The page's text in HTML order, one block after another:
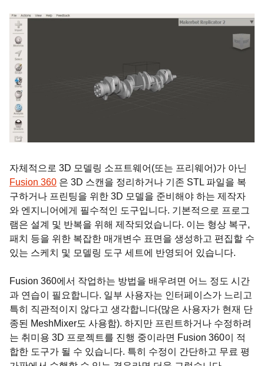
자체적으로 3D 모델링 소프트웨어(또는 프리웨어)가 아닌
Fusion 360 은 3D 스캔을 정리하거나 기존 STL 파일을 복
구하거나 프린팅을 위한 3D 모델을 준비해야 하는 제작자
와 엔지니어에게 필수적인 도구입니다. 기본적으로 프로그
램은 설계 및 반복을 위해 제작되었습니다. 이는 형상 복구,
패치 등을 위한 복잡한 매개변수 표면을 생성하고 편집할 수
있는 스케치 및 모델링 도구 세트에 반영되어 있습니다.
Fusion 360에서 작업하는 방법을 배우려면 어느 정도 시간
과 연습이 필요합니다. 일부 사용자는 인터페이스가 느리고
특히 직관적이지 않다고 생각합니다(많은 사용자가 현재 단
종된 MeshMixer도 사용함). 하지만 프린트하거나 수정하려
는 취미용 3D 프로젝트를 진행 중이라면 Fusion 360이 적
합한 도구가 될 수 있습니다. 특히 수정이 간단하고 무료 평